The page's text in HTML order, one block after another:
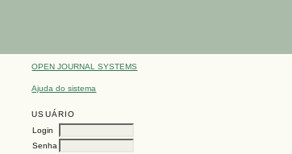
OPEN JOURNAL SYSTEMS
Ajuda do sistema
USUÁRIO
Login
Senha